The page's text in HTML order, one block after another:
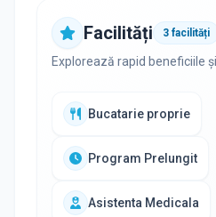
Facilități 3 facilități
Explorează rapid beneficiile
Bucatarie proprie
Program Prelungit
Asistenta Medicala